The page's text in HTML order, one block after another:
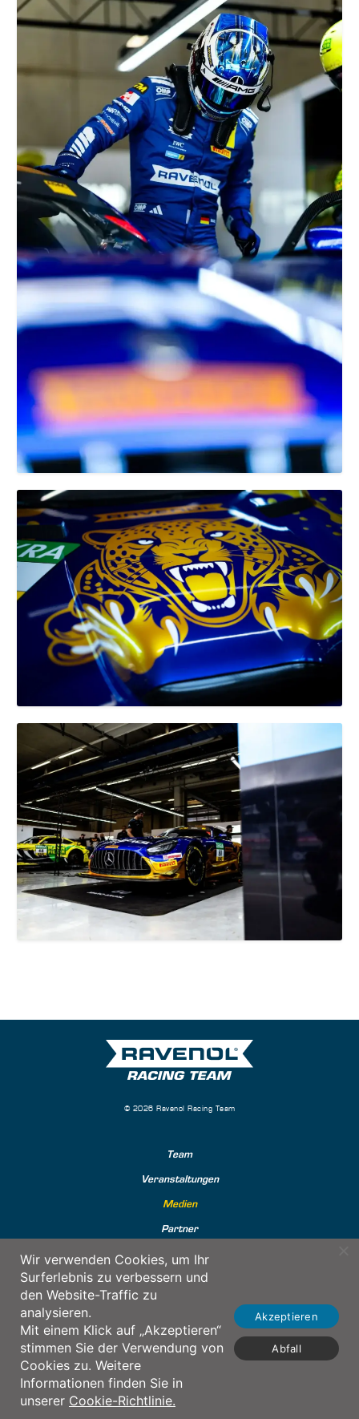
© 2026 Ravenol Racing Team
Team
Veranstaltungen
Medien
Partner
Merchandise Shop
Wir verwenden Cookies, um Ihr
Surferlebnis zu verbessern und
den Website-Traffic zu
analysieren.
Mit einem Klick auf „Akzeptieren“
stimmen Sie der Verwendung von
Cookies zu. Weitere
Informationen finden Sie in
unserer Cookie-Richtlinie.
Akzeptieren
Abfall